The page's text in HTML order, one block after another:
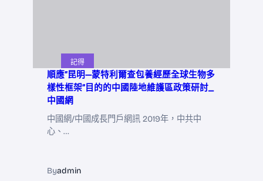
記得
順應“昆明—蒙特利爾查包養經歷全球生物多
樣性框架”目的的中國陸地維護區政策研討_
中國網
中國網/中國成長門戶網訊 2019年，中共中
心、…
Byadmin